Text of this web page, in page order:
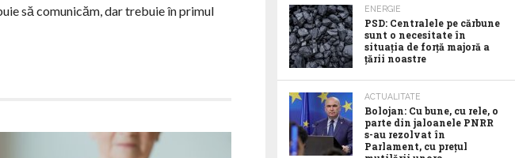
să comunicăm, dar trebuie în primul
ENERGIE
PSD: Centralele pe cărbune
sunt o necesitate în
situația de forță majoră a
țării noastre
ACTUALITATE
Bolojan: Cu bune, cu rele, o
parte din jaloanele PNRR
s-au rezolvat în
Parlament, cu prețul